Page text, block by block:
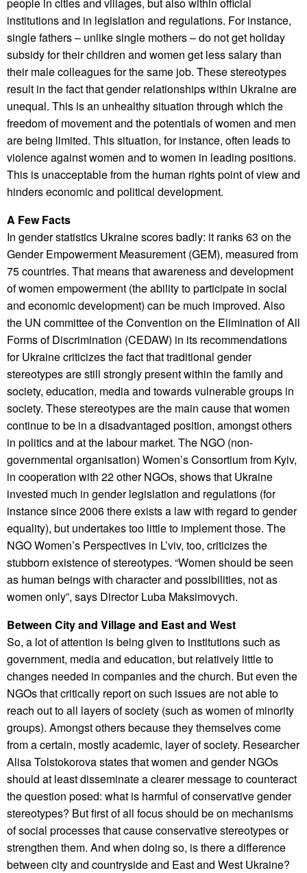
institutions and in legislation and regulations. For instance,
single fathers – unlike single mothers – do not get holiday
subsidy for their children and women get less salary than
their male colleagues for the same job. These stereotypes
result in the fact that gender relationships within Ukraine are
unequal. This is an unhealthy situation through which the
freedom of movement and the potentials of women and men
are being limited. This situation, for instance, often leads to
violence against women and to women in leading positions.
This is unacceptable from the human rights point of view and
hinders economic and political development.
A Few Facts
In gender statistics Ukraine scores badly: it ranks 63 on the
Gender Empowerment Measurement (GEM), measured from
75 countries. That means that awareness and development
of women empowerment (the ability to participate in social
and economic development) can be much improved. Also
the UN committee of the Convention on the Elimination of All
Forms of Discrimination (CEDAW) in its recommendations
for Ukraine criticizes the fact that traditional gender
stereotypes are still strongly present within the family and
society, education, media and towards vulnerable groups in
society. These stereotypes are the main cause that women
continue to be in a disadvantaged position, amongst others
in politics and at the labour market. The NGO (non-
governmental organisation) Women’s Consortium from Kyiv,
in cooperation with 22 other NGOs, shows that Ukraine
invested much in gender legislation and regulations (for
instance since 2006 there exists a law with regard to gender
equality), but undertakes too little to implement those. The
NGO Women’s Perspectives in L’viv, too, criticizes the
stubborn existence of stereotypes. “Women should be seen
as human beings with character and possibilities, not as
women only”, says Director Luba Maksimovych.
Between City and Village and East and West
So, a lot of attention is being given to institutions such as
government, media and education, but relatively little to
changes needed in companies and the church. But even the
NGOs that critically report on such issues are not able to
reach out to all layers of society (such as women of minority
groups). Amongst others because they themselves come
from a certain, mostly academic, layer of society. Researcher
Alisa Tolstokorova states that women and gender NGOs
should at least disseminate a clearer message to counteract
the question posed: what is harmful of conservative gender
stereotypes? But first of all focus should be on mechanisms
of social processes that cause conservative stereotypes or
strengthen them. And when doing so, is there a difference
between city and countryside and East and West Ukraine?